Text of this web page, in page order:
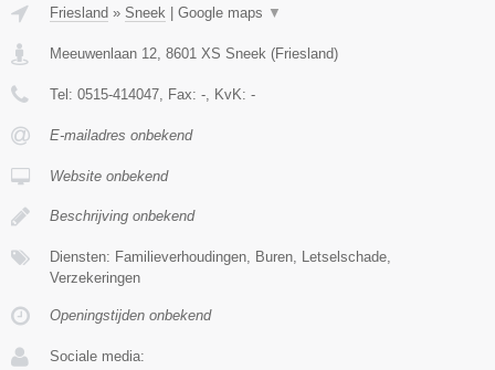
Friesland » Sneek Google maps ▼
Meeuwenlaan 12 8601 XS Sneek (Friesland)
Tel: 0515-414047 , Fax: - , KvK: -
E-mailadres onbekend
Website onbekend
Beschrijving onbekend
Diensten: Familieverhoudingen, Buren, Letselschade,
Verzekeringen
Openingstijden onbekend
Sociale media: